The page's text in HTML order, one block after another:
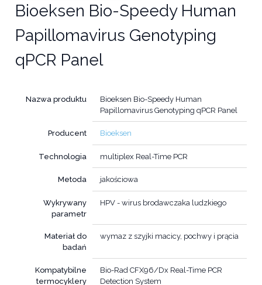
Bioeksen Bio-Speedy Human
Papillomavirus Genotyping
qPCR Panel
Nazwa produktu
Bioeksen Bio-Speedy Human
Papillomavirus Genotyping qPCR Panel
Producent Bioeksen
Technologia multiplex Real-Time PCR
Metoda jakościowa
Wykrywany
parametr
HPV - wirus brodawczaka ludzkiego
Materiał do
badań
wymaz z szyjki macicy, pochwy i prącia
Kompatybilne
termocyklery
Bio-Rad CFX96/Dx Real-Time PCR
Detection System